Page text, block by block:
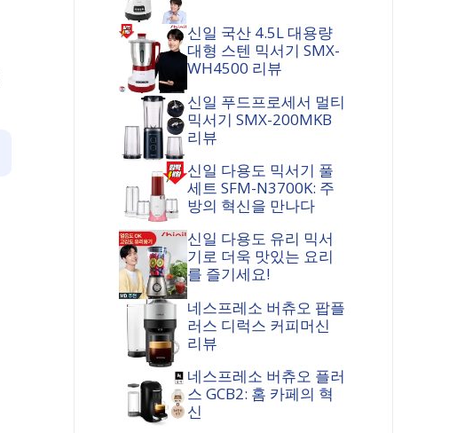
신일 국산 4.5L 대용량
대형 스텐 믹서기 SMX-
WH4500 리뷰
신일 푸드프로세서 멀티
믹서기 SMX-200MKB
리뷰
신일 다용도 믹서기 풀
세트 SFM-N3700K: 주
방의 혁신을 만나다
신일 다용도 유리 믹서
기로 더욱 맛있는 요리
를 즐기세요!
네스프레소 버츄오 팝플
러스 디럭스 커피머신
리뷰
네스프레소 버츄오 플러
스 GCB2: 홈 카페의 혁
신